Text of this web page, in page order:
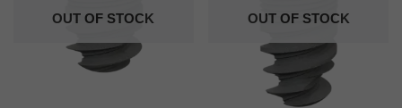
OUT OF STOCK OUT OF STOCK